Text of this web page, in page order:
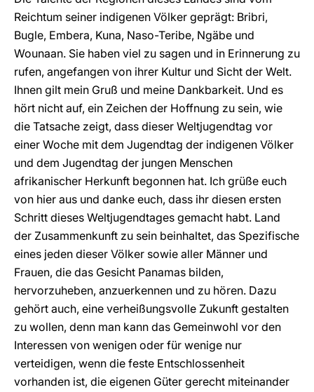
Reichtum seiner indigenen Völker geprägt: Bribri,
Bugle, Embera, Kuna, Naso-Teribe, Ngäbe und
Wounaan. Sie haben viel zu sagen und in Erinnerung zu
rufen, angefangen von ihrer Kultur und Sicht der Welt.
Ihnen gilt mein Gruß und meine Dankbarkeit. Und es
hört nicht auf, ein Zeichen der Hoffnung zu sein, wie
die Tatsache zeigt, dass dieser Weltjugendtag vor
einer Woche mit dem Jugendtag der indigenen Völker
und dem Jugendtag der jungen Menschen
afrikanischer Herkunft begonnen hat. Ich grüße euch
von hier aus und danke euch, dass ihr diesen ersten
Schritt dieses Weltjugendtages gemacht habt. Land
der Zusammenkunft zu sein beinhaltet, das Spezifische
eines jeden dieser Völker sowie aller Männer und
Frauen, die das Gesicht Panamas bilden,
hervorzuheben, anzuerkennen und zu hören. Dazu
gehört auch, eine verheißungsvolle Zukunft gestalten
zu wollen, denn man kann das Gemeinwohl vor den
Interessen von wenigen oder für wenige nur
verteidigen, wenn die feste Entschlossenheit
vorhanden ist, die eigenen Güter gerecht miteinander